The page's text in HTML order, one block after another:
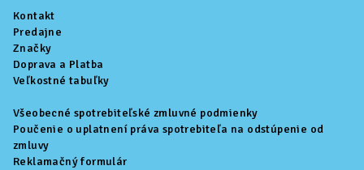
Kontakt
Predajne
Značky
Doprava a Platba
Veľkostné tabuľky
Všeobecné spotrebiteľské zmluvné podmienky
Poučenie o uplatnení práva spotrebiteľa na odstúpenie od
zmluvy
Reklamačný formulár